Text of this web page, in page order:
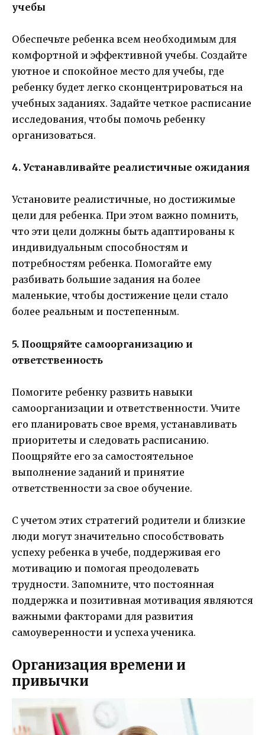
учебы
Обеспечьте ребенка всем необходимым для
комфортной и эффективной учебы. Создайте
уютное и спокойное место для учебы, где
ребенку будет легко сконцентрироваться на
учебных заданиях. Задайте четкое расписание
исследования, чтобы помочь ребенку
организоваться.
4. Устанавливайте реалистичные ожидания
Установите реалистичные, но достижимые
цели для ребенка. При этом важно помнить,
что эти цели должны быть адаптированы к
индивидуальным способностям и
потребностям ребенка. Помогайте ему
разбивать большие задания на более
маленькие, чтобы достижение цели стало
более реальным и постепенным.
5. Поощряйте самоорганизацию и
ответственность
Помогите ребенку развить навыки
самоорганизации и ответственности. Учите
его планировать свое время, устанавливать
приоритеты и следовать расписанию.
Поощряйте его за самостоятельное
выполнение заданий и принятие
ответственности за свое обучение.
С учетом этих стратегий родители и близкие
люди могут значительно способствовать
успеху ребенка в учебе, поддерживая его
мотивацию и помогая преодолевать
трудности. Запомните, что постоянная
поддержка и позитивная мотивация являются
важными факторами для развития
самоуверенности и успеха ученика.
Организация времени и
привычки